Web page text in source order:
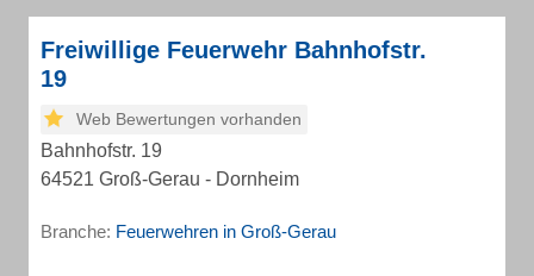
Freiwillige Feuerwehr Bahnhofstr.
19
Web Bewertungen vorhanden
Bahnhofstr. 19
64521 Groß-Gerau - Dornheim
Branche: Feuerwehren in Groß-Gerau